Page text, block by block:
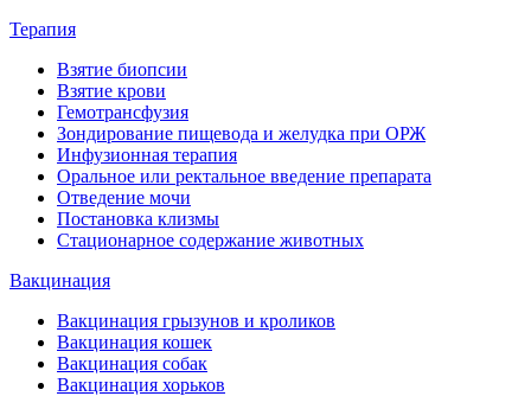
Терапия
Взятие биопсии
Взятие крови
Гемотрансфузия
Зондирование пищевода и желудка при ОРЖ
Инфузионная терапия
Оральное или ректальное введение препарата
Отведение мочи
Постановка клизмы
Стационарное содержание животных
Вакцинация
Вакцинация грызунов и кроликов
Вакцинация кошек
Вакцинация собак
Вакцинация хорьков